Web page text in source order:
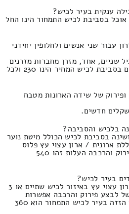
ענקית בעיר לכיש?
אוכל בסביבת לכיש התמחור הינו החל
עבור שני אנשים ולחלופין יחידני
שניים, אחד, מזרן מחברות מזרנים
שונות בשילוב מלאכת סבלים בסביבת לכיש המחיר הינו 230 ולכל
של שידה הארונות מטבח
בלכיש והסביבה?
בסביבת לכיש הכולל מיטת נוער
ארונית / ארון עצוי עץ פלוס
שידה בתמזוגת של לבצע פירוק והרכבה העלות זהו 540
בעיר לכיש?
העלות להעברת ארונית / ארון עצוי עץ באיזור לכיש שתיים או 3
לבצע פירוק והרכבה אפשרות
הובלה של בית והשמת ארון הזזה בעיר לכיש התמחור הוא 360